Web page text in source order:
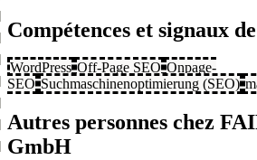
Compétences et signaux
WordPress Off-Page SEO Onpage-
SEO Suchmaschinenoptimierung (SEO)
Autres personnes chez
GmbH